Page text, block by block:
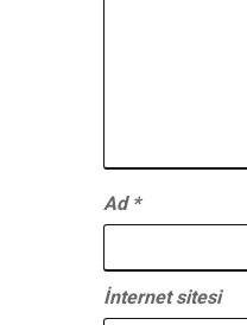
Ad *
İnternet sitesi